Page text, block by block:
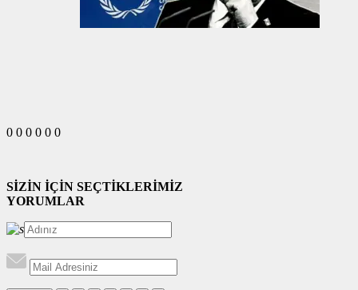
0 0 0 0 0 0
SİZİN İÇİN SEÇTİKLERİMİZ
YORUMLAR